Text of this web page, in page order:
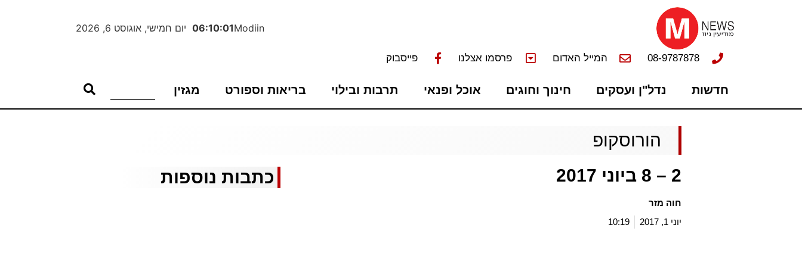
Modiin
06:10:02 יום חמישי, אוגוסט 6, 2026
08-9787878 המייל האדום פרסמו אצלנו פייסבוק
חדשות נדל"ן ועסקים חינוך וחוגים אוכל ופנאי תרבות ובילוי בריאות וספורט מגזין
הורוסקופ
2 – 8 ביוני 2017
חוה מזר
יוני 1, 2017
10:19
כתבות נוספות